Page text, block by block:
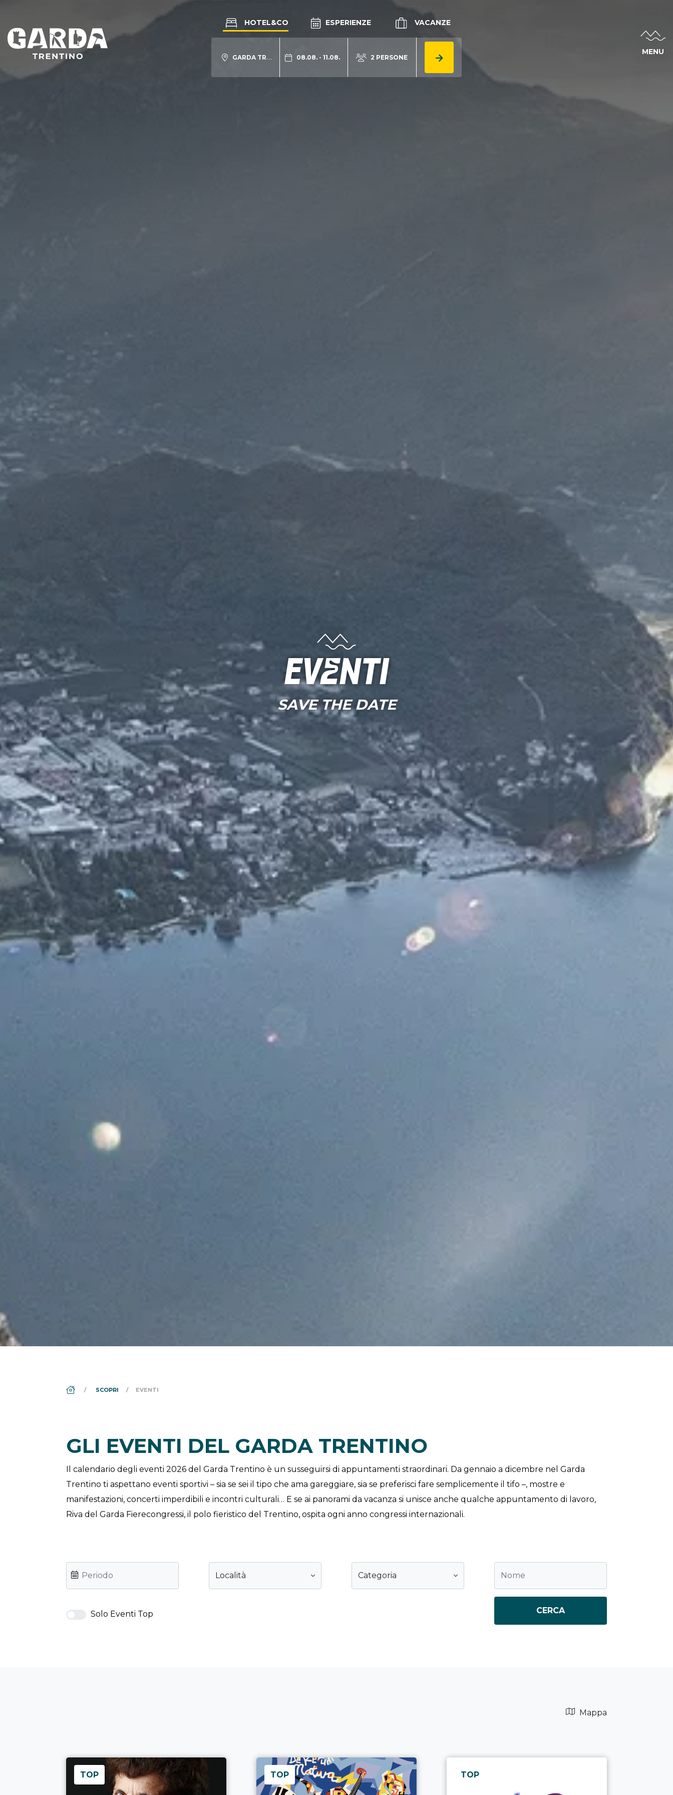
HOTEL&CO ESPERIENZE VACANZE
GARDA TRENTINO 08.08. - 11.08. 2 PERSONE
MENU
Eventi
SAVE THE DATE
DS_BREADCRUMB.HOME
SCOPRI EVENTI
GLI EVENTI DEL GARDA TRENTINO
Il calendario degli eventi 2026 del Garda Trentino è un susseguirsi di appuntamenti straordinari. Da gennaio a dicembre nel Garda
Trentino ti aspettano eventi sportivi – sia se sei il tipo che ama gareggiare, sia se preferisci fare semplicemente il tifo –, mostre e
manifestazioni, concerti imperdibili e incontri culturali… E se ai panorami da vacanza si unisce anche qualche appuntamento di lavoro,
Riva del Garda Fierecongressi, il polo fieristico del Trentino, ospita ogni anno congressi internazionali.
Località Categoria
Solo Eventi Top CERCA
Mappa
TOP TOP TOP